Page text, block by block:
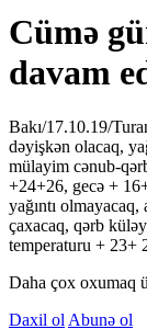
Cümə
davam
Bakı/17.10.19/
dəyişkən olacaq,
mülayim cənub-
+24+26, gecə +
yağıntı
çaxacaq, qərb
temperaturu + 23+
Daha çox oxumaq
Daxil ol Abunə ol